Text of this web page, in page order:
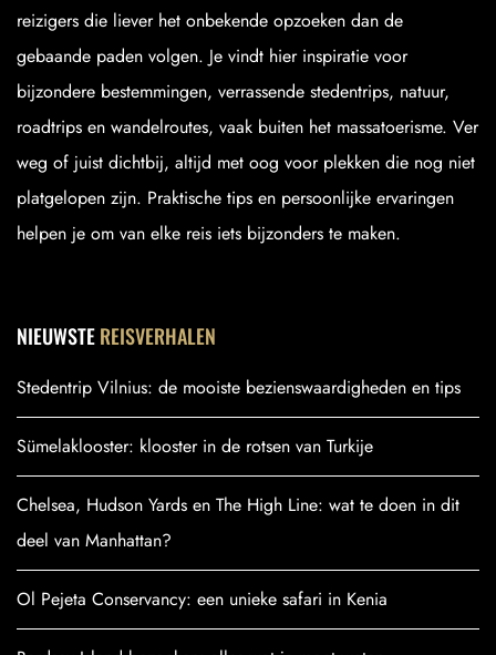
reizigers die liever het onbekende opzoeken dan de
gebaande paden volgen. Je vindt hier inspiratie voor
bijzondere bestemmingen, verrassende stedentrips, natuur,
roadtrips en wandelroutes, vaak buiten het massatoerisme. Ver
weg of juist dichtbij, altijd met oog voor plekken die nog niet
platgelopen zijn. Praktische tips en persoonlijke ervaringen
helpen je om van elke reis iets bijzonders te maken.
NIEUWSTEREISVERHALEN
Stedentrip Vilnius: de mooiste bezienswaardigheden en tips
Sümelaklooster: klooster in de rotsen van Turkije
Chelsea, Hudson Yards en The High Line: wat te doen in dit
deel van Manhattan?
Ol Pejeta Conservancy: een unieke safari in Kenia